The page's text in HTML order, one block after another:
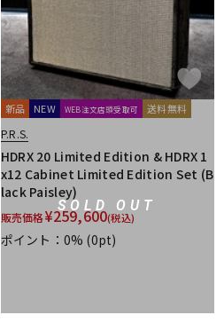
SOLD OUT
新品 NEW WEB注文店頭受取可 送料無料
P.R.S.
HDRX 20 Limited Edition & HDRX 1
x12 Cabinet Limited Edition Set (B
lack Paisley)
販売価格¥259,600(税込)
ポイント：0% (0pt)